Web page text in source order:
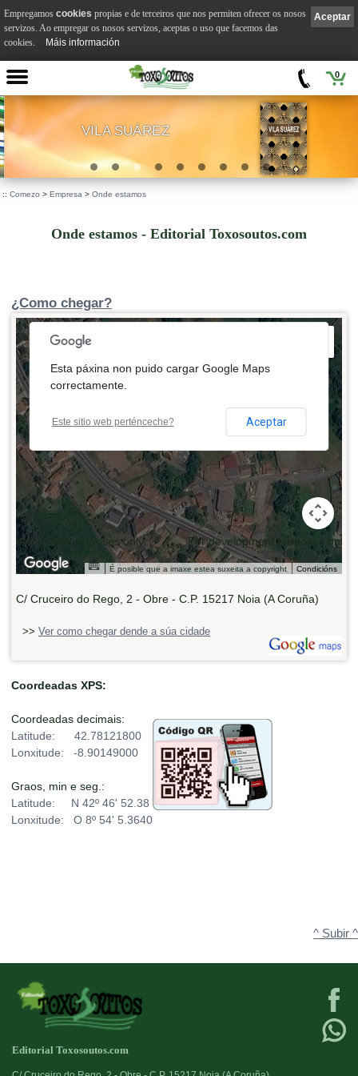
0
VILA SUÁREZ
:: Comezo > Empresa > Onde estamos
Onde estamos - Editorial Toxosoutos.com
¿Como chegar?
For development purposes only
For development purposes only
development purposes only
development purposes only
É posible que a imaxe estea suxeita a copyright Condicións
Esta páxina non puido cargar Google Maps
correctamente.
Este sitio web perténceche? Aceptar
C/ Cruceiro do Rego, 2 - Obre - C.P. 15217 Noia (A Coruña)
>> Ver como chegar dende a súa cidade
Coordeadas XPS:
Coordeadas decimais:
Latitude: 42.78121800
Lonxitude: -8.90149000
Graos, min e seg.:
Latitude: N 42º 46' 52.38
Lonxitude: O 8º 54' 5.3640
^ Subir ^
Editorial Toxosoutos.com
Aceptar
Empregamos cookies propias e de terceiros que nos permiten ofrecer os nosos
servizos. Ao empregar os nosos servizos, aceptas o uso que facemos das
cookies.
Máis información